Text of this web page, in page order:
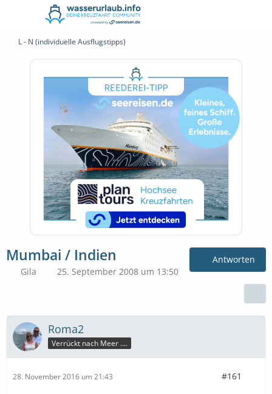
L - N (individuelle Ausflugstipps)
Mumbai / Indien
Gila 25. September 2008 um 13:50
Antworten
Roma2
Verrückt nach Meer ....
28. November 2016 um 21:43 #161